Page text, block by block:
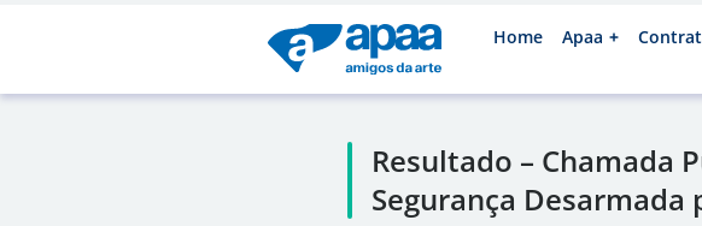
Home Apaa
Resultado – Chamada
Segurança